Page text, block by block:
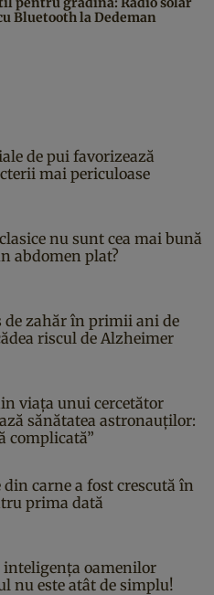
Bluetooth la Dedeman
de pui favorizează
mai periculoase
nu sunt cea mai bună
abdomen plat?
de zahăr în primii ani de
riscul de Alzheimer
viața unui cercetător
sănătatea astronauților:
complicată”
carne a fost crescută în
prima dată
inteligența oamenilor
nu este atât de simplu!